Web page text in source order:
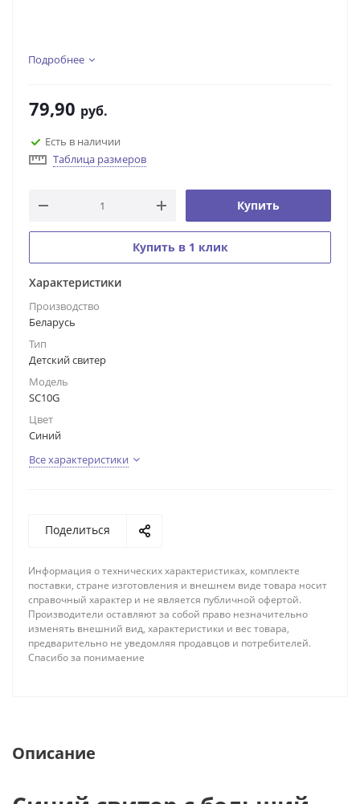
Подробнее
79,90 руб.
Есть в наличии
Таблица размеров
Купить
Купить в 1 клик
Характеристики
Производство
Беларусь
Тип
Детский свитер
Модель
SC10G
Цвет
Синий
Все характеристики
Поделиться
Информация о технических характеристиках, комплекте
поставки, стране изготовления и внешнем виде товара носит
справочный характер и не является публичной офертой.
Производители оставляют за собой право незначительно
изменять внешний вид, характеристики и вес товара,
предварительно не уведомляя продавцов и потребителей.
Спасибо за понимаение
Описание